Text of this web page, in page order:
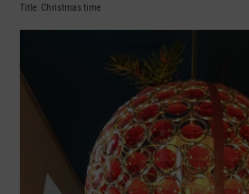
Title: Christmas time